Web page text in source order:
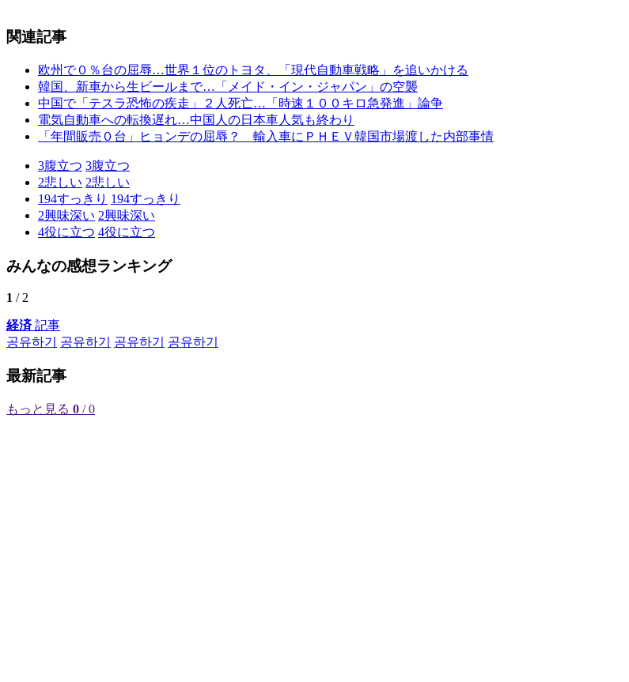
関連記事
欧州で０％台の屈辱…世界１位のトヨタ、「現代自動車戦略」を追いかける
韓国、新車から生ビールまで…「メイド・イン・ジャパン」の空襲
中国で「テスラ恐怖の疾走」２人死亡…「時速１００キロ急発進」論争
電気自動車への転換遅れ…中国人の日本車人気も終わり
「年間販売０台」ヒョンデの屈辱？ 輸入車にＰＨＥＶ韓国市場渡した内部事情
3腹立つ 3腹立つ
2悲しい 2悲しい
194すっきり 194すっきり
2興味深い 2興味深い
4役に立つ 4役に立つ
みんなの感想ランキング
1 / 2
経済記事
공유하기
공유하기 공유하기 공유하기
最新記事
もっと見る 0 / 0